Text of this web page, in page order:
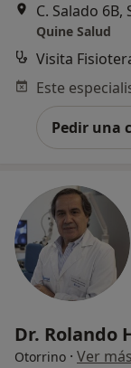
C. Salado 6B,
Quine Salud
Visita
Pedir una
Dr. Rolando
Otorrino · Ver más